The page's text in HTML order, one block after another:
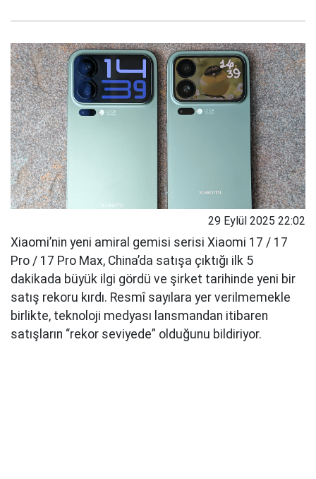
29 Eylül 2025 22:02
Xiaomi’nin yeni amiral gemisi serisi Xiaomi 17 / 17
Pro / 17 Pro Max, China’da satışa çıktığı ilk 5
dakikada büyük ilgi gördü ve şirket tarihinde yeni bir
satış rekoru kırdı. Resmî sayılara yer verilmemekle
birlikte, teknoloji medyası lansmandan itibaren
satışların “rekor seviyede” olduğunu bildiriyor.